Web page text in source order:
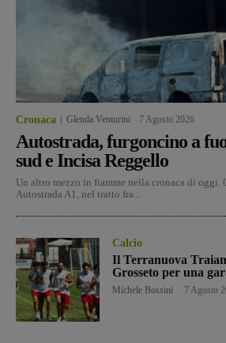
Cronaca Glenda Venturini 7 Agosto 2026
Autostrada, furgoncino a
sud e Incisa Reggello
Un altro mezzo in fiamme nella cronaca di oggi.
Autostrada A1, nel tratto fra...
Calcio
Il Terranuova
Grosseto per una
Michele Bossini 7 Agosto